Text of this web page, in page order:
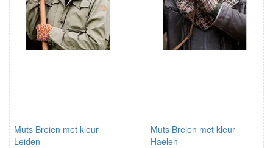
Muts Breien met kleur
Leiden
Muts Breien met kleur
Haelen